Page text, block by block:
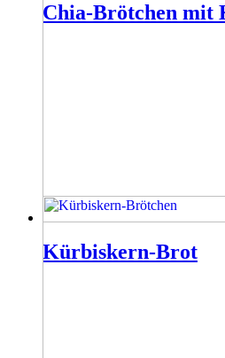
Chia-Brötchen mit
Kürbiskern-Brot